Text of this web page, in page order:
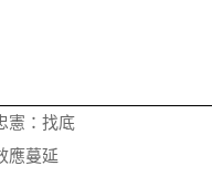
憲：找底
應蔓延